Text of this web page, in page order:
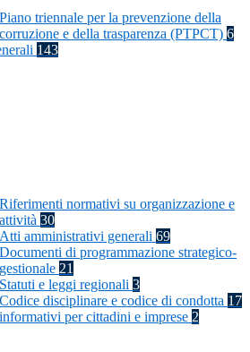
Piano triennale per la prevenzione della
corruzione e della trasparenza (PTPCT) 6
143
Riferimenti normativi su organizzazione e
attività 30
Atti amministrativi generali 69
Documenti di programmazione strategico-
gestionale 21
Statuti e leggi regionali 3
Codice disciplinare e codice di condotta 17
per cittadini e imprese 2